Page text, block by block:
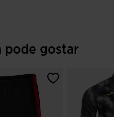
pode gostar